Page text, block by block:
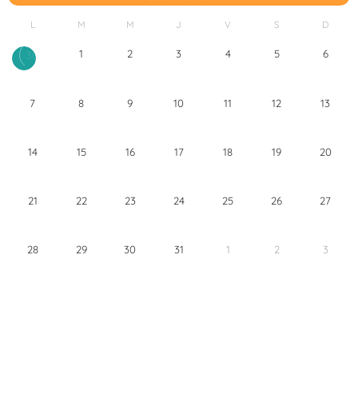
L M M J V S D
30 1 2 3 4 5 6
7 8 9 10 11 12 13
14 15 16 17 18 19 20
21 22 23 24 25 26 27
28 29 30 31 1 2 3